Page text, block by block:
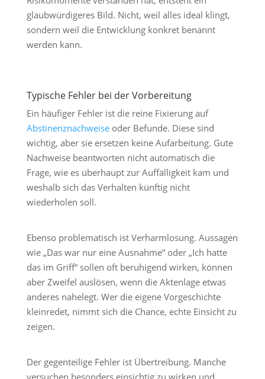
glaubwürdigeres Bild. Nicht, weil alles ideal klingt,
sondern weil die Entwicklung konkret benannt
werden kann.
Typische Fehler bei der Vorbereitung
Ein häufiger Fehler ist die reine Fixierung auf
Abstinenznachweiseoder Befunde. Diese sind
wichtig, aber sie ersetzen keine Aufarbeitung. Gute
Nachweise beantworten nicht automatisch die
Frage, wie es überhaupt zur Auffälligkeit kam und
weshalb sich das Verhalten künftig nicht
wiederholen soll.
Ebenso problematisch ist Verharmlosung. Aussagen
wie „Das war nur eine Ausnahme“ oder „Ich hatte
das im Griff“ sollen oft beruhigend wirken, können
aber Zweifel auslösen, wenn die Aktenlage etwas
anderes nahelegt. Wer die eigene Vorgeschichte
kleinredet, nimmt sich die Chance, echte Einsicht zu
zeigen.
Der gegenteilige Fehler ist Übertreibung. Manche
versuchen besonders einsichtig zu wirken und